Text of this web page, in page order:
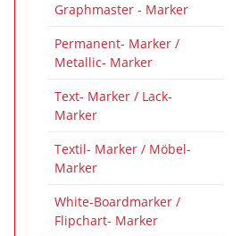
Graphmaster - Marker
Permanent- Marker /
Metallic- Marker
Text- Marker / Lack-
Marker
Textil- Marker / Möbel-
Marker
White-Boardmarker /
Flipchart- Marker